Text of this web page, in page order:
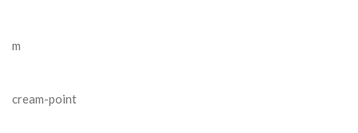
m
cream-point